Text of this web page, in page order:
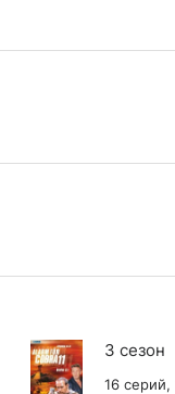
3 сезон
16 серий,